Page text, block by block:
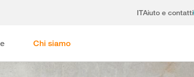
ITAiuto e contatti
Chi siamo